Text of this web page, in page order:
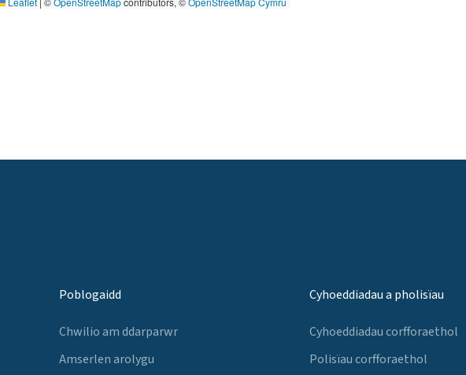
Poblogaidd
Chwilio am ddarparwr
Amserlen arolygu
Cyhoeddiadau a pholisïau
Cyhoeddiadau corfforaethol
Polisïau corfforaethol